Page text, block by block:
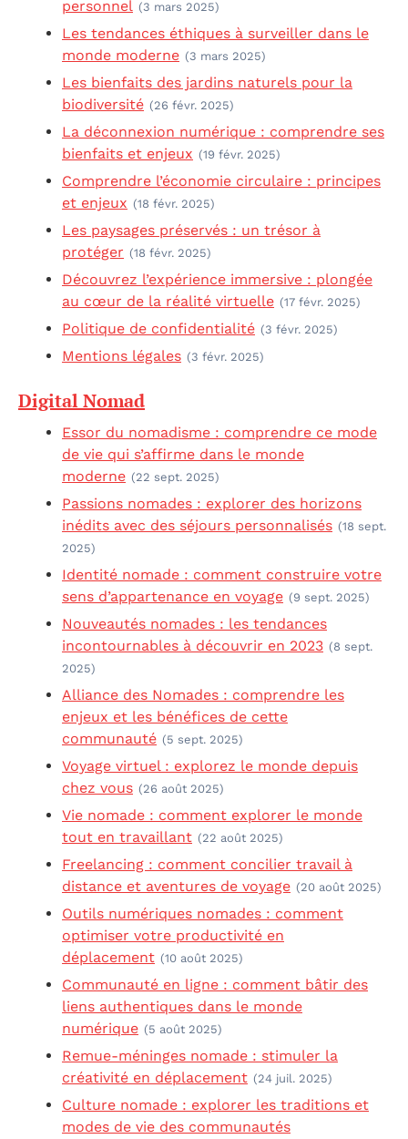
personnel (3 mars 2025)
Les tendances éthiques à surveiller dans le
monde moderne (3 mars 2025)
Les bienfaits des jardins naturels pour la
biodiversité (26 févr. 2025)
La déconnexion numérique : comprendre ses
bienfaits et enjeux (19 févr. 2025)
Comprendre l’économie circulaire : principes
et enjeux (18 févr. 2025)
Les paysages préservés : un trésor à
protéger (18 févr. 2025)
Découvrez l’expérience immersive : plongée
au cœur de la réalité virtuelle (17 févr. 2025)
Politique de confidentialité (3 févr. 2025)
Mentions légales (3 févr. 2025)
Digital Nomad
Essor du nomadisme : comprendre ce mode
de vie qui s’affirme dans le monde
moderne (22 sept. 2025)
Passions nomades : explorer des horizons
inédits avec des séjours personnalisés (18 sept.
2025)
Identité nomade : comment construire votre
sens d’appartenance en voyage (9 sept. 2025)
Nouveautés nomades : les tendances
incontournables à découvrir en 2023 (8 sept.
2025)
Alliance des Nomades : comprendre les
enjeux et les bénéfices de cette
communauté (5 sept. 2025)
Voyage virtuel : explorez le monde depuis
chez vous (26 août 2025)
Vie nomade : comment explorer le monde
tout en travaillant (22 août 2025)
Freelancing : comment concilier travail à
distance et aventures de voyage (20 août 2025)
Outils numériques nomades : comment
optimiser votre productivité en
déplacement (10 août 2025)
Communauté en ligne : comment bâtir des
liens authentiques dans le monde
numérique (5 août 2025)
Remue-méninges nomade : stimuler la
créativité en déplacement (24 juil. 2025)
Culture nomade : explorer les traditions et
modes de vie des communautés